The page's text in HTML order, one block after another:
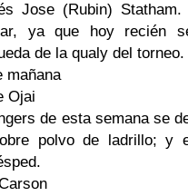
Jose(Rubin) Statham.
ya que hoy recién
de la qualy del torneo.
mañana
Ojai
de esta semana se
polvo de ladrillo; y